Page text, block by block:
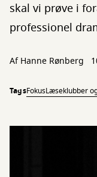
skal vi prøve i
professionel
Af Hanne Rønberg
TagsFokusLæseklubber